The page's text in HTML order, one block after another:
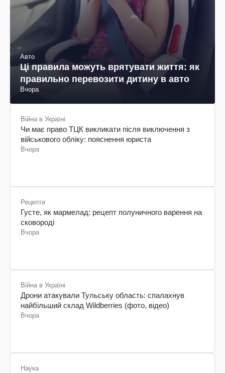
Авто
Ці правила можуть врятувати життя: як
правильно перевозити дитину в авто
Вчора
Війна в Україні
Чи має право ТЦК викликати після виключення з
військового обліку: пояснення юриста
Вчора
Рецепти
Густе, як мармелад: рецепт полуничного варення на
сковороді
Вчора
Війна в Україні
Дрони атакували Тульську область: спалахнув
найбільший склад Wildberries (фото, відео)
Вчора
Наука